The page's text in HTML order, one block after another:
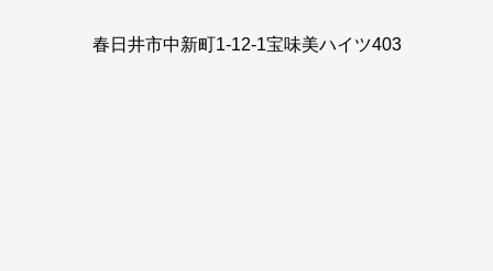
春日井市中新町1-12-1宝味美ハイツ403